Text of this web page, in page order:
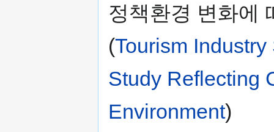
정책환경 변화에
(Tourism
Study Reflecting
Environment)